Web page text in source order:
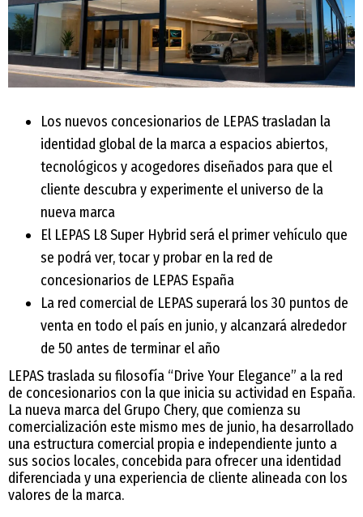
Los nuevos concesionarios de LEPAS trasladan la
identidad global de la marca a espacios abiertos,
tecnológicos y acogedores diseñados para que el
cliente descubra y experimente el universo de la
nueva marca
El LEPAS L8 Super Hybrid será el primer vehículo que
se podrá ver, tocar y probar en la red de
concesionarios de LEPAS España
La red comercial de LEPAS superará los 30 puntos de
venta en todo el país en junio, y alcanzará alrededor
de 50 antes de terminar el año
LEPAS traslada su filosofía “Drive Your Elegance” a la red
de concesionarios con la que inicia su actividad en España.
La nueva marca del Grupo Chery, que comienza su
comercialización este mismo mes de junio, ha desarrollado
una estructura comercial propia e independiente junto a
sus socios locales, concebida para ofrecer una identidad
diferenciada y una experiencia de cliente alineada con los
valores de la marca.